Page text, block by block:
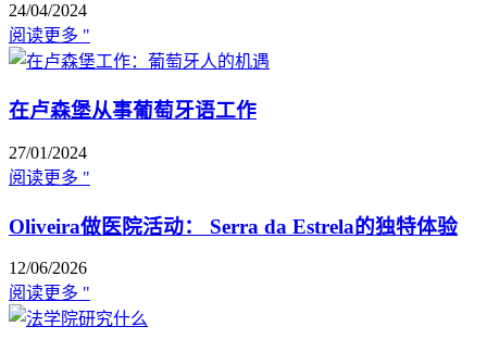
24/04/2024
阅读更多 "
在卢森堡从事葡萄牙语工作
27/01/2024
阅读更多 "
Oliveira做医院活动： Serra da Estrela的独特体验
12/06/2026
阅读更多 "